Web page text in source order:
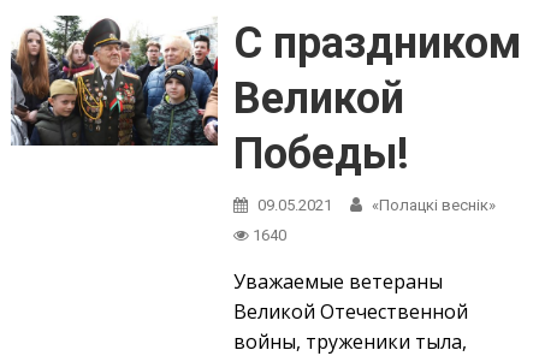
С праздником
Великой
Победы!
09.05.2021
«Полацкі веснік»
1640
Уважаемые ветераны
Великой Отечественной
войны, труженики тыла,